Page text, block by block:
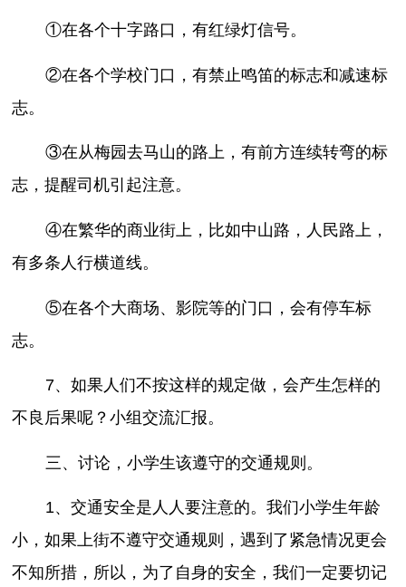
①在各个十字路口，有红绿灯信号。
②在各个学校门口，有禁止鸣笛的标志和减速标
志。
③在从梅园去马山的路上，有前方连续转弯的标
志，提醒司机引起注意。
④在繁华的商业街上，比如中山路，人民路上，
有多条人行横道线。
⑤在各个大商场、影院等的门口，会有停车标
志。
7、如果人们不按这样的规定做，会产生怎样的
不良后果呢？小组交流汇报。
三、讨论，小学生该遵守的交通规则。
1、交通安全是人人要注意的。我们小学生年龄
小，如果上街不遵守交通规则，遇到了紧急情况更会
不知所措，所以，为了自身的安全，我们一定要切记